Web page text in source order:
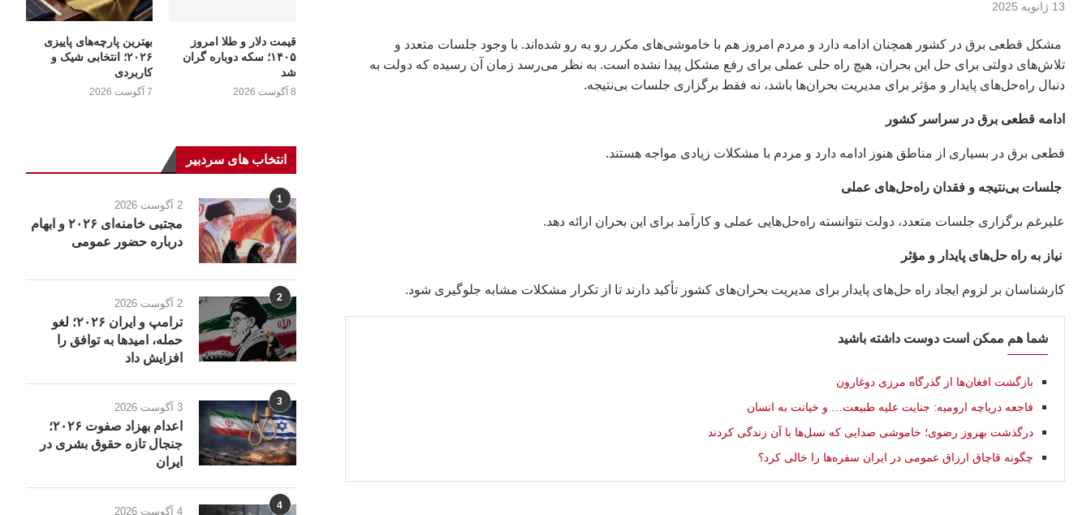
13 ژانویه 2025
مشکل قطعی برق در کشور همچنان ادامه دارد و مردم امروز هم با خاموشی‌های مکرر رو به‌ رو شده‌اند. با وجود جلسات متعدد و
تلاش‌های دولتی برای حل این بحران، هیچ راه‌ حلی عملی برای رفع مشکل پیدا نشده است. به نظر می‌رسد زمان آن رسیده که دولت به
دنبال راه‌حل‌های پایدار و مؤثر برای مدیریت بحران‌ها باشد، نه فقط برگزاری جلسات بی‌نتیجه.
ادامه قطعی برق در سراسر کشور
قطعی برق در بسیاری از مناطق هنوز ادامه دارد و مردم با مشکلات زیادی مواجه هستند.
جلسات بی‌نتیجه و فقدان راه‌حل‌های عملی
علیرغم برگزاری جلسات متعدد، دولت نتوانسته راه‌حل‌هایی عملی و کارآمد برای این بحران ارائه دهد.
نیاز به راه‌ حل‌های پایدار و مؤثر
کارشناسان بر لزوم ایجاد راه‌ حل‌های پایدار برای مدیریت بحران‌های کشور تأکید دارند تا از تکرار مشکلات مشابه جلوگیری شود.
شما هم ممکن است دوست داشته باشید
بازگشت افغان‌ها از گذرگاه مرزی دوغارون
فاجعه دریاچه ارومیه: جنایت علیه طبیعت… و خیانت به انسان
درگذشت بهروز رضوی؛ خاموشی صدایی که نسل‌ها با آن زندگی کردند
چگونه قاچاق ارزاق عمومی در ایران سفره‌ها را خالی کرد؟
قیمت دلار و طلا امروز
۱۴۰۵؛ سکه دوباره گران
شد
8 آگوست 2026
بهترین پارچه‌های پاییزی
۲۰۲۶؛ انتخابی شیک و
کاربردی
7 آگوست 2026
انتخاب های سردبیر
1 2 آگوست 2026
مجتبی خامنه‌ای ۲۰۲۶ و ابهام
درباره حضور عمومی
2 2 آگوست 2026
ترامپ و ایران ۲۰۲۶؛ لغو
حمله، امیدها به توافق را
افزایش داد
3 3 آگوست 2026
اعدام بهزاد صفوت ۲۰۲۶؛
جنجال تازه حقوق بشری در
ایران
4 4 آگوست 2026